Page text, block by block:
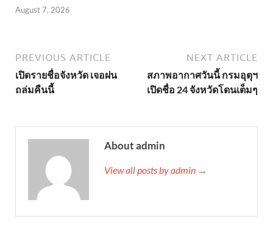
August 7, 2026
PREVIOUS ARTICLE
เปิดรายชื่อจังหวัด เจอฝน
ถล่มคืนนี้
NEXT ARTICLE
สภาพอากาศวันนี้ กรมอุตุฯ
เปิดชื่อ 24 จังหวัดโดนเต็มๆ
About admin
View all posts by admin →